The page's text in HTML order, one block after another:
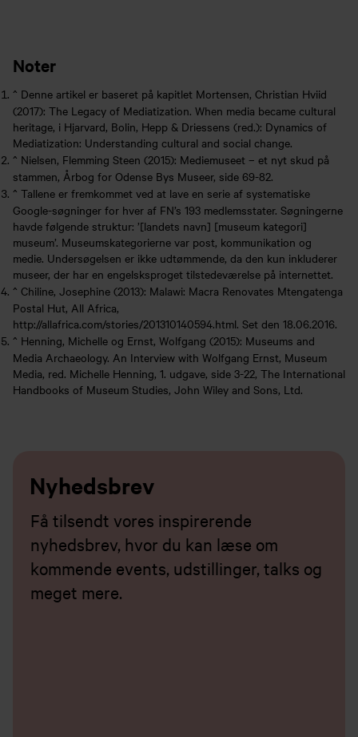
Noter
^ Denne artikel er baseret på kapitlet Mortensen, Christian Hviid
(2017): The Legacy of Mediatization. When media became cultural
heritage, i Hjarvard, Bolin, Hepp & Driessens (red.): Dynamics of
Mediatization: Understanding cultural and social change.
^ Nielsen, Flemming Steen (2015): Mediemuseet – et nyt skud på
stammen, Årbog for Odense Bys Museer, side 69-82.
^ Tallene er fremkommet ved at lave en serie af systematiske
Google-søgninger for hver af FN’s 193 medlemsstater. Søgningerne
havde følgende struktur: ’[landets navn] [museum kategori]
museum’. Museumskategorierne var post, kommunikation og
medie. Undersøgelsen er ikke udtømmende, da den kun inkluderer
museer, der har en engelsksproget tilstedeværelse på internettet.
^ Chiline, Josephine (2013): Malawi: Macra Renovates Mtengatenga
Postal Hut, All Africa,
http://allafrica.com/stories/201310140594.html. Set den 18.06.2016.
^ Henning, Michelle og Ernst, Wolfgang (2015): Museums and
Media Archaeology. An Interview with Wolfgang Ernst, Museum
Media, red. Michelle Henning, 1. udgave, side 3-22, The International
Handbooks of Museum Studies, John Wiley and Sons, Ltd.
Nyhedsbrev
Få tilsendt vores inspirerende
nyhedsbrev, hvor du kan læse om
kommende events, udstillinger, talks og
meget mere.